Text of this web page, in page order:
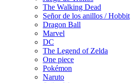
The Walking Dead
Señor de los anillos / Hobbit
Dragon Ball
Marvel
DC
The Legend of Zelda
One piece
Pokémon
Naruto